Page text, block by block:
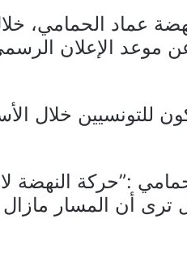
عماد الحمامي،
23 ديسمبر 2019، عن موعد
للتونسيين خلال
:”حركة النهضة
أن المسار مازال